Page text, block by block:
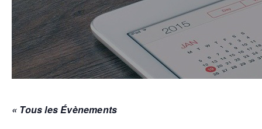
« Tous les Évènements